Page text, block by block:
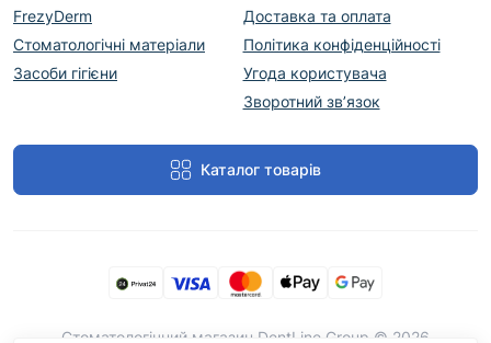
FrezyDerm
Стоматологічні матеріали
Засоби гігієни
Доставка та оплата
Політика конфіденційності
Угода користувача
Зворотний зв’язок
Каталог товарів
Cтоматологічний магазин DentLine Group © 2026